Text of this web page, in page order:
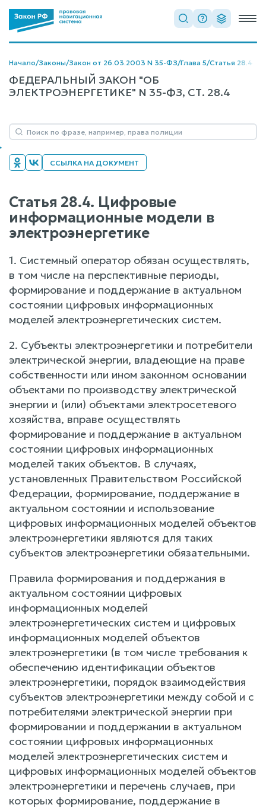
Начало/Законы/Закон от 26.03.2003 N 35-ФЗ/Глава 5/Статья 28.4
ФЕДЕРАЛЬНЫЙ ЗАКОН "ОБ
ЭЛЕКТРОЭНЕРГЕТИКЕ" N 35-ФЗ, СТ. 28.4
ССЫЛКА НА ДОКУМЕНТ
Статья 28.4. Цифровые
информационные модели в
электроэнергетике
1. Системный оператор обязан осуществлять,
в том числе на перспективные периоды,
формирование и поддержание в актуальном
состоянии цифровых информационных
моделей электроэнергетических систем.
2. Субъекты электроэнергетики и потребители
электрической энергии, владеющие на праве
собственности или ином законном основании
объектами по производству электрической
энергии и (или) объектами электросетевого
хозяйства, вправе осуществлять
формирование и поддержание в актуальном
состоянии цифровых информационных
моделей таких объектов. В случаях,
установленных Правительством Российской
Федерации, формирование, поддержание в
актуальном состоянии и использование
цифровых информационных моделей объектов
электроэнергетики являются для таких
субъектов электроэнергетики обязательными.
Правила формирования и поддержания в
актуальном состоянии цифровых
информационных моделей
электроэнергетических систем и цифровых
информационных моделей объектов
электроэнергетики (в том числе требования к
обеспечению идентификации объектов
электроэнергетики, порядок взаимодействия
субъектов электроэнергетики между собой и с
потребителями электрической энергии при
формировании и поддержании в актуальном
состоянии цифровых информационных
моделей электроэнергетических систем и
цифровых информационных моделей объектов
электроэнергетики и перечень случаев, при
которых формирование, поддержание в